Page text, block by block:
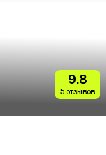
9.8
5 отзывов